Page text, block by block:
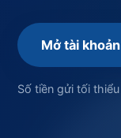
Mở tài
Số tiền gửi tối thiểu